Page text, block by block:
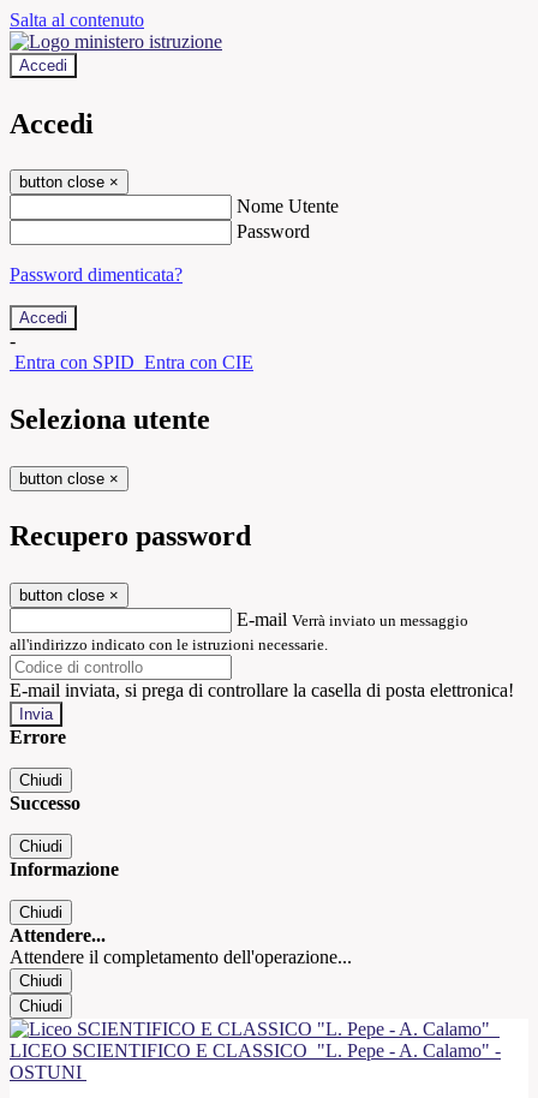
Salta al contenuto
Accedi
Accedi
button close ×
Nome Utente
Password
Password dimenticata?
-
Entra con SPID Entra con CIE
Seleziona utente
button close ×
Recupero password
button close ×
E-mail Verrà inviato un messaggio
all'indirizzo indicato con le istruzioni necessarie.
E-mail inviata, si prega di controllare la casella di posta elettronica!
Errore
Chiudi
Successo
Chiudi
Informazione
Chiudi
Attendere...
Attendere il completamento dell'operazione...
Chiudi
Chiudi
LICEO SCIENTIFICO E CLASSICO "L. Pepe - A. Calamo" -
OSTUNI